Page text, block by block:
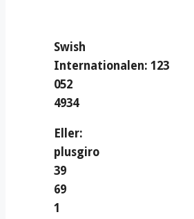
Swish
Internationalen: 123
052
4934
Eller:
plusgiro
39
69
1